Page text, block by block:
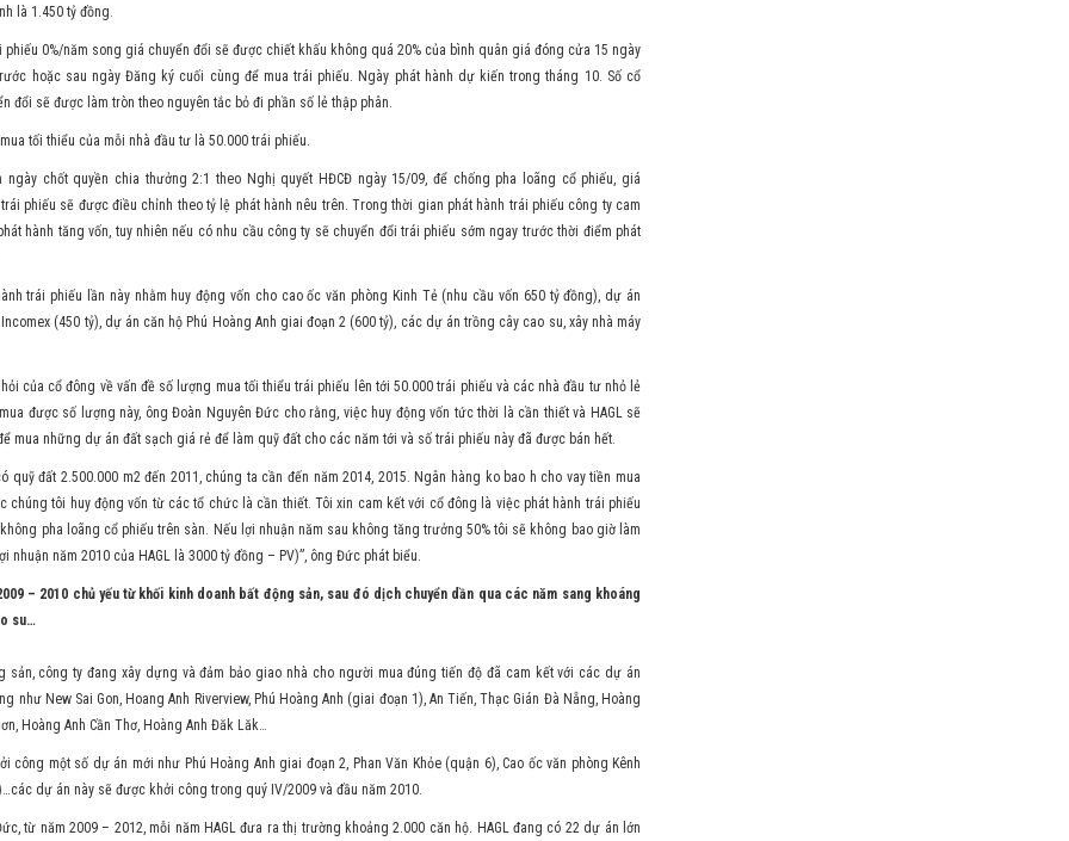
là 1.450 tỷ đồng.
phiếu 0%/năm song giá chuyển đổi sẽ được chiết khấu không quá 20% của bình quân giá đóng cửa 15 ngày
hoặc sau ngày Đăng ký cuối cùng để mua trái phiếu. Ngày phát hành dự kiến trong tháng 10. Số cổ
đổi sẽ được làm tròn theo nguyên tắc bỏ đi phần số lẻ thập phân.
tối thiểu của mỗi nhà đầu tư là 50.000 trái phiếu.
ngày chốt quyền chia thưởng 2:1 theo Nghị quyết HĐCĐ ngày 15/09, để chống pha loãng cổ phiếu, giá
phiếu sẽ được điều chỉnh theo tỷ lệ phát hành nêu trên. Trong thời gian phát hành trái phiếu công ty cam
hành tăng vốn, tuy nhiên nếu có nhu cầu công ty sẽ chuyển đổi trái phiếu sớm ngay trước thời điểm phát
trái phiếu lần này nhằm huy động vốn cho cao ốc văn phòng Kinh Tẻ (nhu cầu vốn 650 tỷ đồng), dự án
Incomex (450 tỷ), dự án căn hộ Phú Hoàng Anh giai đoạn 2 (600 tỷ), các dự án trồng cây cao su, xây nhà máy
của cổ đông về vấn đề số lượng mua tối thiểu trái phiếu lên tới 50.000 trái phiếu và các nhà đầu tư nhỏ lẻ
được số lượng này, ông Đoàn Nguyên Đức cho rằng, việc huy động vốn tức thời là cần thiết và HAGL sẽ
mua những dự án đất sạch giá rẻ để làm quỹ đất cho các năm tới và số trái phiếu này đã được bán hết.
quỹ đất 2.500.000 m2 đến 2011, chúng ta cần đến năm 2014, 2015. Ngân hàng ko bao h cho vay tiền mua
chúng tôi huy động vốn từ các tổ chức là cần thiết. Tôi xin cam kết với cổ đông là việc phát hành trái phiếu
pha loãng cổ phiếu trên sàn. Nếu lợi nhuận năm sau không tăng trưởng 50% tôi sẽ không bao giờ làm
nhuận năm 2010 của HAGL là 3000 tỷ đồng – PV)”, ông Đức phát biểu.
– 2010 chủ yếu từ khối kinh doanh bất động sản, sau đó dịch chuyển dần qua các năm sang khoáng
su…
sản, công ty đang xây dựng và đảm bảo giao nhà cho người mua đúng tiến độ đã cam kết với các dự án
như New Sai Gon, Hoang Anh Riverview, Phú Hoàng Anh (giai đoạn 1), An Tiến, Thạc Gián Đà Nẵng, Hoàng
Hoàng Anh Cần Thơ, Hoàng Anh Đăk Lăk…
công một số dự án mới như Phú Hoàng Anh giai đoạn 2, Phan Văn Khỏe (quận 6), Cao ốc văn phòng Kênh
dự án này sẽ được khởi công trong quý IV/2009 và đầu năm 2010.
từ năm 2009 – 2012, mỗi năm HAGL đưa ra thị trường khoảng 2.000 căn hộ. HAGL đang có 22 dự án lớn